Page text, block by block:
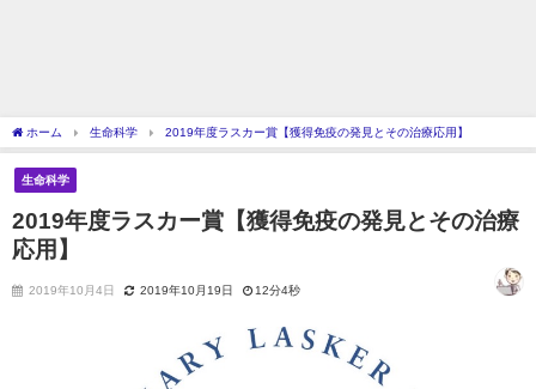
ホーム 生命科学 2019年度ラスカー賞【獲得免疫の発見とその治療応用】
生命科学
2019年度ラスカー賞【獲得免疫の発見とその治療
応用】
2019年10月4日 2019年10月19日 12分4秒